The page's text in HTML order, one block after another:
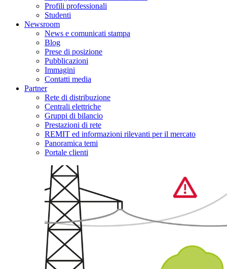
Profili professionali
Studenti
Newsroom
News e comunicati stampa
Blog
Prese di posizione
Pubblicazioni
Immagini
Contatti media
Partner
Rete di distribuzione
Centrali elettriche
Gruppi di bilancio
Prestazioni di rete
REMIT ed informazioni rilevanti per il mercato
Panoramica temi
Portale clienti